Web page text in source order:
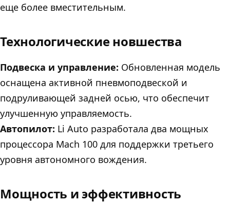
еще более вместительным.
Технологические новшества
Подвеска и управление: Обновленная модель
оснащена активной пневмоподвеской и
подруливающей задней осью, что обеспечит
улучшенную управляемость.
Автопилот: Li Auto разработала два мощных
процессора Mach 100 для поддержки третьего
уровня автономного вождения.
Мощность и эффективность